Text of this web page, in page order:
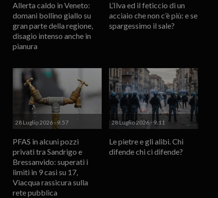
Allerta caldo in Veneto:
domani bollino giallo su
gran parte della regione,
disagio intenso anche in
pianura
L’Ilva ed il feticcio di un
acciaio che non c’è più: e se
spargessimo il sale?
28 Luglio 2026 - 9.57
PFAS in alcuni pozzi
privati tra Sandrigo e
Bressanvido: superati i
limiti in 9 casi su 17,
Viacqua rassicura sulla
rete pubblica
28 Luglio 2026 - 9.11
Le pietre e gli alibi. Chi
difende chi ci difende?